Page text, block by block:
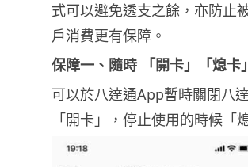
式可以避免透支之餘，亦防止
戶消費更有保障。
保障一、隨時 「開卡」「熄卡」
可以於八達通App暫時關閉八
「開卡」，停止使用的時候「